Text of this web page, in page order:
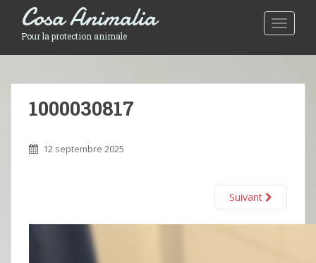
Toggle
Cosa Animalia
Pour la protection animale
1000030817
12 septembre 2025
Suivant